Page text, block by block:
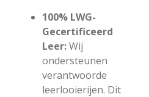
100% LWG-
Gecertificeerd
Leer:Wij
ondersteunen
verantwoorde
leerlooierijen. Dit